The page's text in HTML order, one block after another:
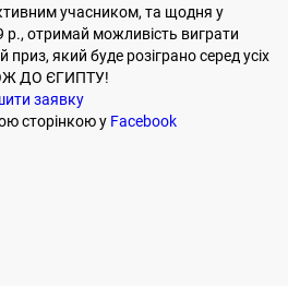
учасником, та щодня у
р., отримай можливість виграти
приз, який буде розіграно серед усіх
ДО ЄГИПТУ!
заявку
сторінкою у Facebook